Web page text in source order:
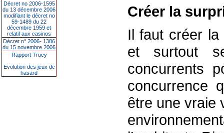
Décret no 2006-1595
du 13 décembre 2006
modifiant le décret no
59-1489 du 22
décembre 1959 et
relatif aux casinos
Décret n° 2006- 1386
du 15 novembre 2006
Rapport Trucy
Evolution des jeux de
hasard
Créer la
Il faut créer la
et surtout
concurrents
concurrence
être une vraie